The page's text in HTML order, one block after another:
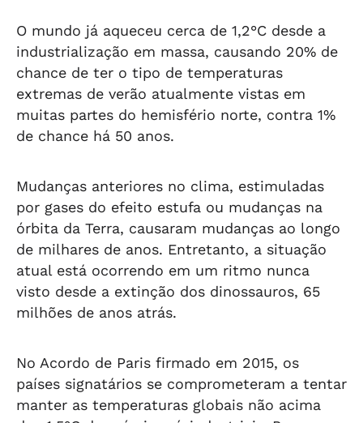
O mundo já aqueceu cerca de 1,2°C desde a
industrialização em massa, causando 20% de
chance de ter o tipo de temperaturas
extremas de verão atualmente vistas em
muitas partes do hemisfério norte, contra 1%
de chance há 50 anos.
Mudanças anteriores no clima, estimuladas
por gases do efeito estufa ou mudanças na
órbita da Terra, causaram mudanças ao longo
de milhares de anos. Entretanto, a situação
atual está ocorrendo em um ritmo nunca
visto desde a extinção dos dinossauros, 65
milhões de anos atrás.
No Acordo de Paris firmado em 2015, os
países signatários se comprometeram a tentar
manter as temperaturas globais não acima